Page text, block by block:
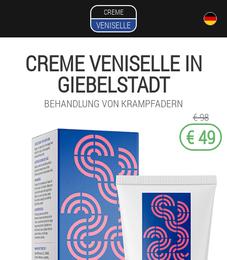
CREME
VENISELLE
CREME VENISELLE IN
GIEBELSTADT
BEHANDLUNG VON KRAMPFADERN
€ 98
€ 49